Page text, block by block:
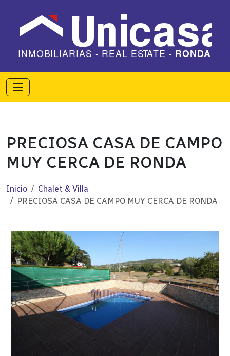
PRECIOSA CASA DE CAMPO
MUY CERCA DE RONDA
Inicio
Chalet & Villa
PRECIOSA CASA DE CAMPO MUY CERCA DE RONDA